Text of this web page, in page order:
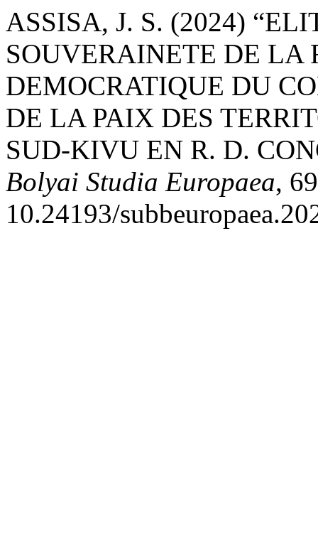
ASSISA, J. S. (2024)
SOUVERAINETE DE LA
DEMOCRATIQUE DU
DE LA PAIX DES
SUD-KIVU EN R. D.
Bolyai Studia Europaea,
10.24193/